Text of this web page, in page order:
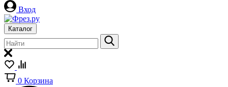
Вход
Каталог
0 Корзина